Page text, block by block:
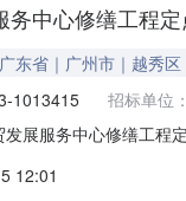
务中心修缮工程
广东省｜广州市｜越秀区
1013415 招标单位：
发展服务中心修缮工程
况本次竞价共有4家供
12:01